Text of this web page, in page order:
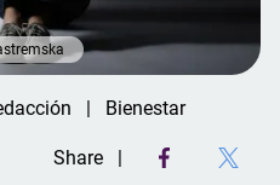
Bienestar
Share